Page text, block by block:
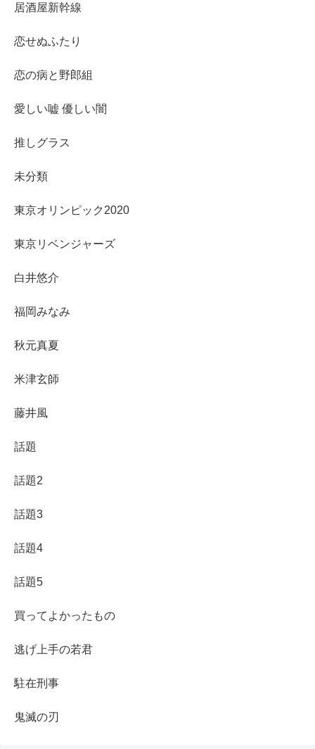
居酒屋新幹線
恋せぬふたり
恋の病と野郎組
愛しい嘘 優しい闇
推しグラス
未分類
東京オリンピック2020
東京リベンジャーズ
白井悠介
福岡みなみ
秋元真夏
米津玄師
藤井風
話題
話題2
話題3
話題4
話題5
買ってよかったもの
逃げ上手の若君
駐在刑事
鬼滅の刃